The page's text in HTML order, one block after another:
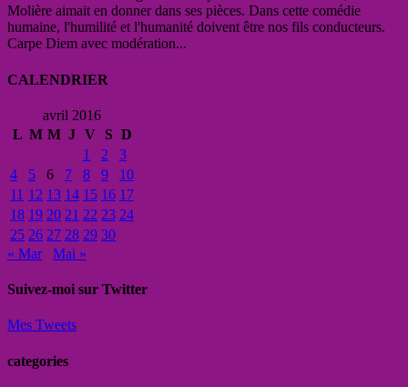
Molière aimait en donner dans ses pièces. Dans cette comédie
humaine, l'humilité et l'humanité doivent être nos fils conducteurs.
Carpe Diem avec modération...
CALENDRIER
avril 2016
L M M J V S D
1
2
3
4
5 6 7 8 9
10
11 12 13 14 15 16 17
18 19 20 21 22 23 24
25 26 27 28 29 30
« Mar
Mai »
Suivez-moi sur Twitter
Mes Tweets
categories